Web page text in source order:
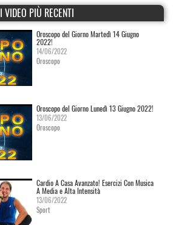
I VIDEO PIÙ RECENTI
Oroscopo del Giorno Martedì 14 Giugno
2022!
14/06/2022
Oroscopo
Oroscopo del Giorno Lunedì 13 Giugno 2022!
13/06/2022
Oroscopo
Cardio A Casa Avanzato! Esercizi Con Musica
A Media e Alta Intensità
13/06/2022
Sport